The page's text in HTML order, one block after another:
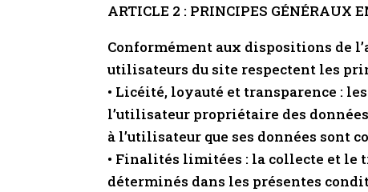
ARTICLE 2 : PRINCIPES GÉNÉRAUX
Conformément aux dispositions de
utilisateurs du site respectent les
• Licéité, loyauté et transparence :
l’utilisateur propriétaire des
à l’utilisateur que ses données sont
• Finalités limitées : la collecte et le
déterminés dans les présentes